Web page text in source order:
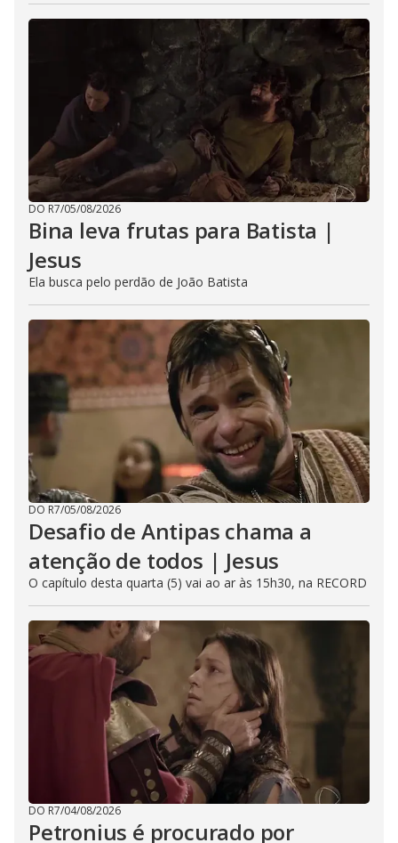
DO R7/05/08/2026
Bina leva frutas para Batista |
Jesus
Ela busca pelo perdão de João Batista
DO R7/05/08/2026
Desafio de Antipas chama a
atenção de todos | Jesus
O capítulo desta quarta (5) vai ao ar às 15h30, na RECORD
DO R7/04/08/2026
Petronius é procurado por